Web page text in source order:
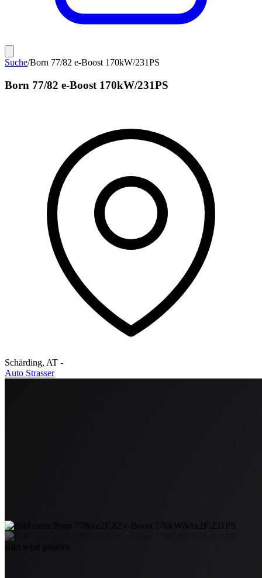
Suche/Born 77/82 e-Boost 170kW/231PS
Born 77/82 e-Boost 170kW/231PS
Schärding, AT -
Auto Strasser
Bild wird geladen